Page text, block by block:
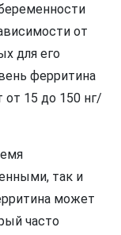
от
для его
ферритина
15 до 150 нг/
так и
может
часто